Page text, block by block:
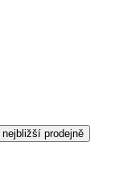
prodejně